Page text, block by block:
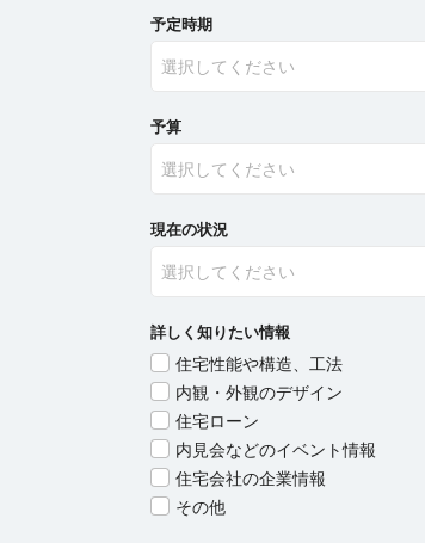
予定時期
選択してください
予算
選択してください
現在の状況
選択してください
詳しく知りたい情報
住宅性能や構造、工法
内観・外観のデザイン
住宅ローン
内見会などのイベント情報
住宅会社の企業情報
その他